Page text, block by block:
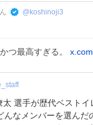
@ koshinoji3
つ最高すぎる。
選手が歴代ベストイ
んなメンバーを選んだ